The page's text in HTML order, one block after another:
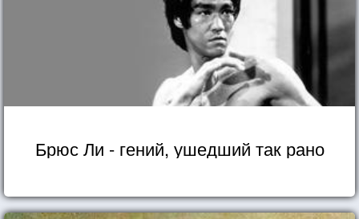
Брюс Ли - гений, ушедший так рано